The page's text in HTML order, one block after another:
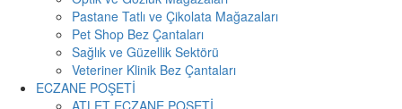
Pastane Tatlı ve Çikolata Mağazaları
Pet Shop Bez Çantaları
Sağlık ve Güzellik Sektörü
Veteriner Klinik Bez Çantaları
ECZANE POŞETİ
ATLET ECZANE POŞETİ